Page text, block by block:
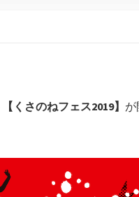
【くさのねフェス2019】 が